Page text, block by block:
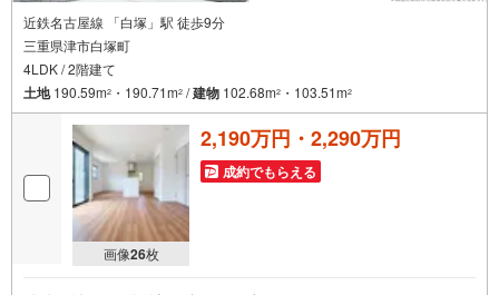
近鉄名古屋線 「白塚」駅 徒歩9分
三重県津市白塚町
4LDK / 2階建て
土地190.59m2 ・190.71m2 /建物 102.68m2 ・103.51m2
画像26枚
2,190万円・2,290万円
成約でもらえる